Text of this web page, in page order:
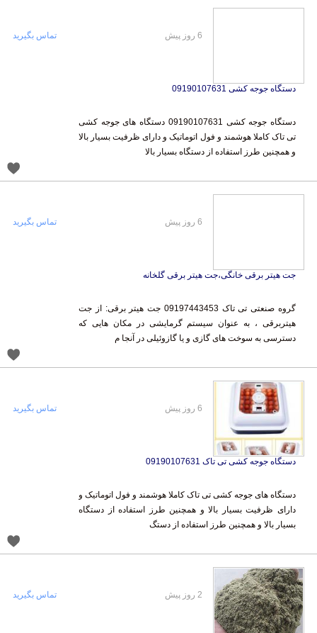
دستگاه جوجه کشی 09190107631
دستگاه جوجه کشی 09190107631 دستگاه های جوجه کشی
تی تاک کاملا هوشمند و فول اتوماتیک و دارای ظرفیت بسیار بالا
و همچنین طرز استفاده از دستگاه بسیار بالا
6 روز پیش تماس بگیرید
جت هیتر برقی خانگی،جت هیتر برقی گلخانه
گروه صنعتی تی تاک 09197443453 جت هیتر برقی: از جت
هیتربرقی ، به عنوان سیستم گرمایشی در مکان هایی که
دسترسی به سوخت های گازی و یا گازوئیلی در آنجا م
6 روز پیش تماس بگیرید
دستگاه جوجه کشی تی تاک 09190107631
دستگاه های جوجه کشی تی تاک کاملا هوشمند و فول اتوماتیک و
دارای ظرفیت بسیار بالا و همچنین طرز استفاده از دستگاه
بسیار بالا و همچنین طرز استفاده از دستگ
6 روز پیش تماس بگیرید
2 روز پیش تماس بگیرید